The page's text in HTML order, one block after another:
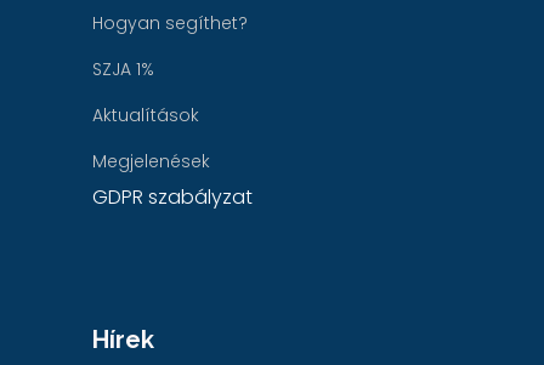
Hogyan segíthet?
SZJA 1%
Aktualítások
Megjelenések
GDPR szabályzat
Hírek